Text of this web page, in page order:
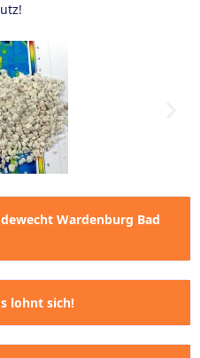
Wardenburg Bad
lohnt sich!